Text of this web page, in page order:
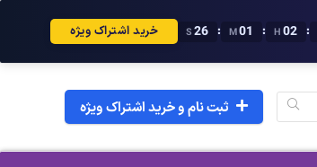
:
02
H
:
01
M
:
25
S خرید اشتراک ویژه
ثبت نام و خرید اشتراک ویژه